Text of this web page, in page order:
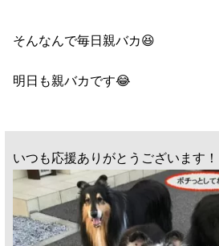
そんなんで毎日親バカ😆
明日も親バカです😂
いつも応援ありがとうございます！